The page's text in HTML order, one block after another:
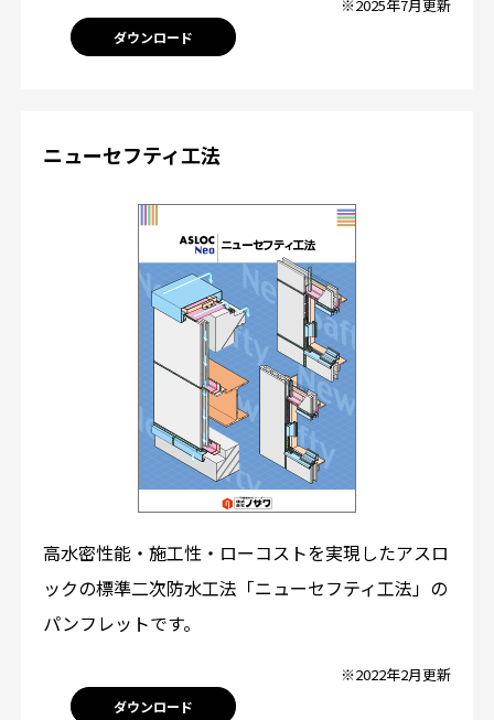
※2025年7月更新
ダウンロード
ニューセフティ工法
高水密性能・施工性・ローコストを実現したアスロ
ックの標準二次防水工法「ニューセフティ工法」の
パンフレットです。
※2022年2月更新
ダウンロード